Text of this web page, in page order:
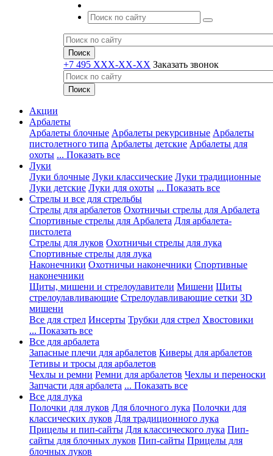
+7 495 XXX-XX-XX Заказать звонок
Акции
Арбалеты
Арбалеты блочные Арбалеты рекурсивные Арбалеты
пистолетного типа Арбалеты детские Арбалеты для
охоты ... Показать все
Луки
Луки блочные Луки классические Луки традиционные
Луки детские Луки для охоты ... Показать все
Стрелы и все для стрельбы
Стрелы для арбалетов Охотничьи стрелы для Арбалета
Спортивные стрелы для Арбалета Для арбалета-
пистолета
Стрелы для луков Охотничьи стрелы для лука
Спортивные стрелы для лука
Наконечники Охотничьи наконечники Спортивные
наконечники
Щиты, мишени и стрелоулавители Мишени Щиты
стрелоулавливающие Стрелоулавливающие сетки 3D
мишени
Все для стрел Инсерты Трубки для стрел Хвостовики
... Показать все
Все для арбалета
Запасные плечи для арбалетов Киверы для арбалетов
Тетивы и тросы для арбалетов
Чехлы и ремни Ремни для арбалетов Чехлы и переноски
Запчасти для арбалета ... Показать все
Все для лука
Полочки для луков Для блочного лука Полочки для
классических луков Для традиционного лука
Прицелы и пип-сайты Для классического лука Пип-
сайты для блочных луков Пип-сайты Прицелы для
блочных луков